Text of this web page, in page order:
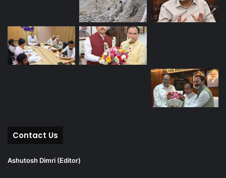
Contact Us
Ashutosh Dimri (Editor)